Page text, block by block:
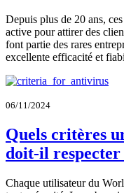
Depuis plus de 20 ans,
active pour attirer des
font partie des rares
excellente efficacité et
06/11/2024
Quels critères
doit-il respecter
Chaque utilisateur du